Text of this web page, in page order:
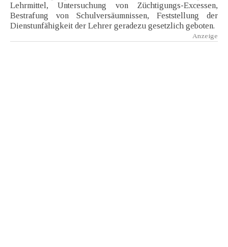
Lehrmittel, Untersuchung von Züchtigungs-Excessen,
Bestrafung von Schulversäumnissen, Feststellung der
Dienstunfähigkeit der Lehrer geradezu gesetzlich geboten.